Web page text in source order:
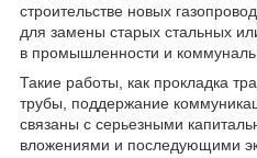
строительстве новых
для замены старых стальных
в промышленности и
Такие работы, как прокладка
трубы, поддержание
связаны с серьезными
вложениями и последующими